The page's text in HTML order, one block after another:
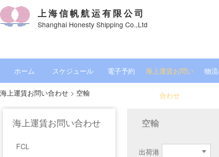
上海信帆航运有限公司
Shanghai Honesty Shipping Co.,Ltd
ホーム スケジュール 電子予約 海上運賃お問い
合わせ
物
海上運賃お問い合わせ > 空輸
海上運賃お問い合わせ
FCL
空輸
出荷港